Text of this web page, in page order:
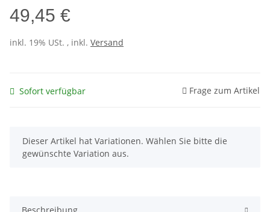
49,45 €
inkl. 19% USt. , inkl. Versand
Sofort verfügbar Frage zum Artikel
x
Dieser Artikel hat Variationen. Wählen Sie bitte die
gewünschte Variation aus.